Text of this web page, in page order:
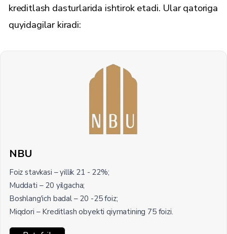
kreditlash dasturlarida ishtirok etadi. Ular qatoriga
quyidagilar kiradi:
NBU
Foiz stavkasi – yillik 21 - 22%;
Muddati – 20 yilgacha;
Boshlang'ich badal – 20 -25 foiz;
Miqdori – Kreditlash obyekti qiymatining 75 foizi.